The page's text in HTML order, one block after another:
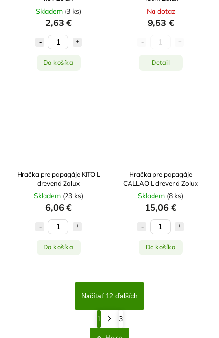
Skladem (3 ks)
2,63 €
Do košíka
Na dotaz
9,53 €
Detail
Hračka pre papagáje KITO L
drevená Zolux
Skladem (23 ks)
6,06 €
Do košíka
Hračka pre papagáje
CALLAO L drevená Zolux
Skladem (8 ks)
15,06 €
Do košíka
Načítať 12 ďalších
1 3